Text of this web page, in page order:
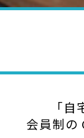
「自
会員制